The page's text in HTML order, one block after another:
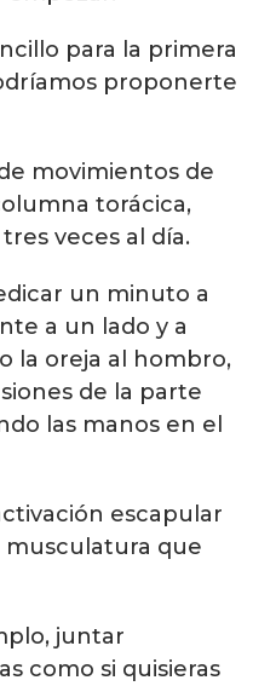
para la primera
proponerte
movimientos de
torácica,
veces al día.
un minuto a
a un lado y a
la oreja al hombro,
de la parte
las manos en el
escapular
musculatura que
juntar
como si quisieras